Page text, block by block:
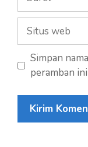
Situs
web
Simpan
peramban